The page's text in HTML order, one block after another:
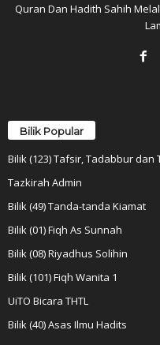
Quran Dan Hadith Sahih
Bilik Popular
Bilik (123) Tafsir, Tadabbur dan
Tazkirah Admin
Bilik (49) Tanda-tanda Kiamat
Bilik (01) Fiqh As Sunnah
Bilik (08) Riyadhus Solihin
Bilik (101) Fiqh Wanita 1
UiTO Bicara THTL
Bilik (40) Asas Ilmu Hadits